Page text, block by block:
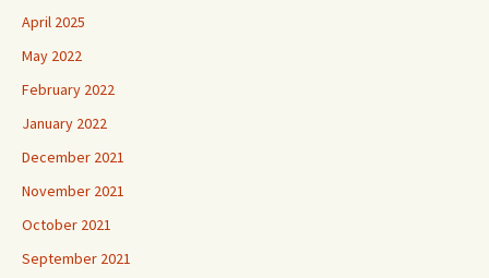
April 2025
May 2022
February 2022
January 2022
December 2021
November 2021
October 2021
September 2021